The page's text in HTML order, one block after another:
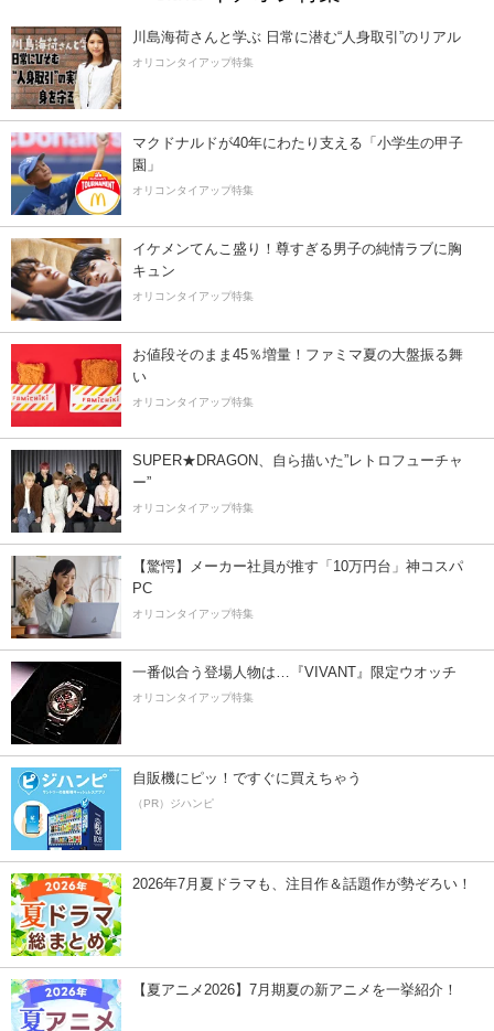
川島海荷さんと学ぶ 日常に潜む“人身取引”のリアル
オリコンタイアップ特集
マクドナルドが40年にわたり支える「小学生の甲子
園」
オリコンタイアップ特集
イケメンてんこ盛り！尊すぎる男子の純情ラブに胸
キュン
オリコンタイアップ特集
お値段そのまま45％増量！ファミマ夏の大盤振る舞
い
オリコンタイアップ特集
SUPER★DRAGON、自ら描いた”レトロフューチャ
ー”
オリコンタイアップ特集
【驚愕】メーカー社員が推す「10万円台」神コスパ
PC
オリコンタイアップ特集
一番似合う登場人物は…『VIVANT』限定ウオッチ
オリコンタイアップ特集
自販機にピッ！ですぐに買えちゃう
（PR）ジハンピ
2026年7月夏ドラマも、注目作＆話題作が勢ぞろい！
【夏アニメ2026】7月期夏の新アニメを一挙紹介！